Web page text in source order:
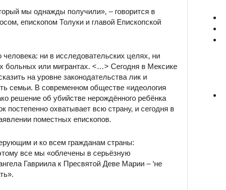
мы однажды получили», – говорится в
епископом Толуки и главой Епископской
человека: ни в исследовательских целях, ни
больных или мигрантах. <…> Сегодня в Мексике
на уровне законодательства лик и
семьи. В современном обществе «идеология
решение об убийстве нерождённого ребёнка
постепенно охватывает всю страну, и сегодня в
поместных епископов.
и ко всем гражданам страны:
все мы «облечены в серьёзную
Гавриила к Пресвятой Деве Марии – ‘не